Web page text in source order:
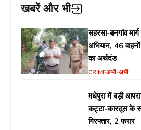
खबरें और भी
सहरसा-बनगांव
अभियान, 46
का अर्थदंड
CRIMEअभी-अभी
मधेपुरा में बड़ी
कट्टा-कारतूस के
गिरफ्तार, 2 फरार